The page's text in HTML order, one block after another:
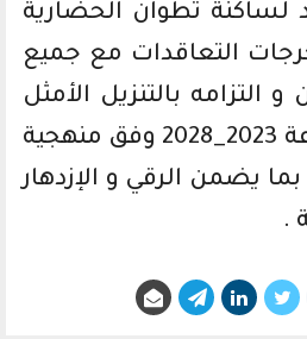
لساكنة تطوان الحضارية
التعاقدات مع جميع
التزامه بالتنزيل الأمثل
لبرنامج عمل الجماعة 2023_2028 وفق منهجية
يضمن الرقي و الإزدهار
.